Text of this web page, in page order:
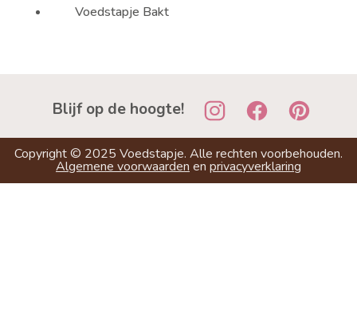
Voedstapje Bakt
Blijf op de hoogte!
Copyright © 2025 Voedstapje. Alle rechten voorbehouden.
Algemene voorwaarden en privacyverklaring